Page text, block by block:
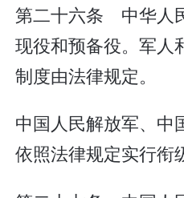
第二十六条 中华人
现役和预备役。军人
制度由法律规定。
中国人民解放军、中
依照法律规定实行衔